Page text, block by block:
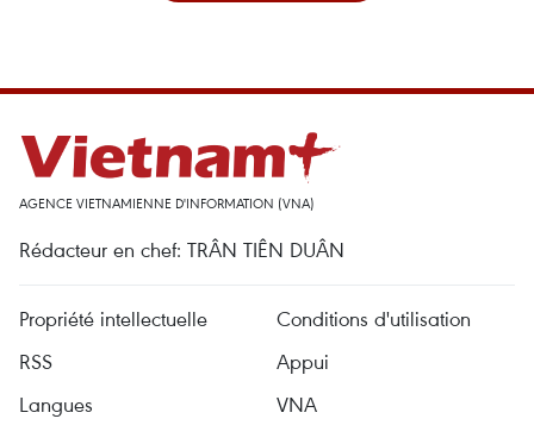
AGENCE VIETNAMIENNE D'INFORMATION (VNA)
Rédacteur en chef: TRÂN TIÊN DUÂN
Propriété intellectuelle
Conditions d'utilisation
RSS
Appui
Langues
VNA